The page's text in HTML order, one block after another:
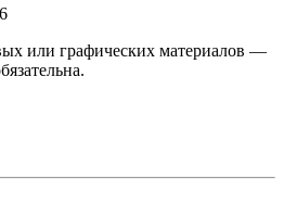
или графических материалов —